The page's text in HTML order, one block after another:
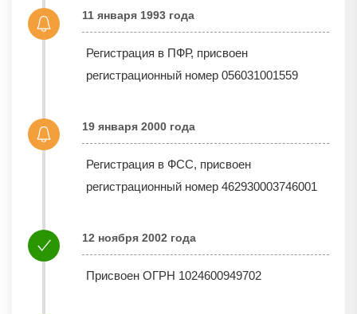
11 января 1993 года
Регистрация в ПФР, присвоен
регистрационный номер 056031001559
19 января 2000 года
Регистрация в ФСС, присвоен
регистрационный номер 462930003746001
12 ноября 2002 года
Присвоен ОГРН 1024600949702